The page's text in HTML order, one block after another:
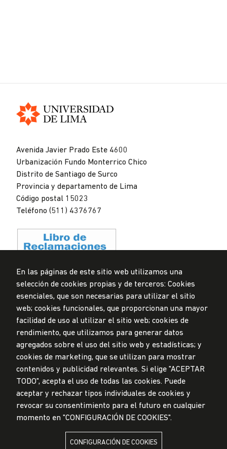
Avenida Javier Prado Este 4600
Urbanización Fundo Monterrico Chico
Distrito de Santiago de Surco
Provincia y departamento de Lima
Código postal 15023
Teléfono (511) 4376767
Privacidad de datos personales
Mesa de partes
Todos los derechos reservados
Diseñado por
LA UNIVERSIDAD DE LIMA ES MIEMBRO DE
En las páginas de este sitio web utilizamos una
selección de cookies propias y de terceros: Cookies
esenciales, que son necesarias para utilizar el sitio
web; cookies funcionales, que proporcionan una mayor
facilidad de uso al utilizar el sitio web; cookies de
rendimiento, que utilizamos para generar datos
agregados sobre el uso del sitio web y estadísticas; y
cookies de marketing, que se utilizan para mostrar
contenidos y publicidad relevantes. Si elige "ACEPTAR
TODO", acepta el uso de todas las cookies. Puede
aceptar y rechazar tipos individuales de cookies y
revocar su consentimiento para el futuro en cualquier
momento en "CONFIGURACIÓN DE COOKIES".
CONFIGURACIÓN DE COOKIES